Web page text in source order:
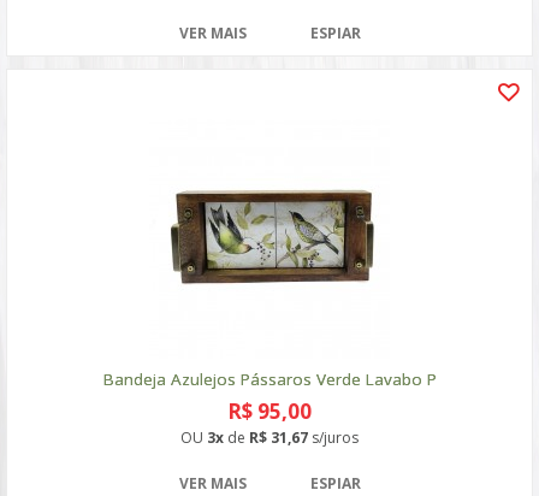
VER MAIS ESPIAR
Bandeja Azulejos Pássaros Verde Lavabo P
R$ 95,00
OU 3x de R$ 31,67 s/juros
VER MAIS ESPIAR